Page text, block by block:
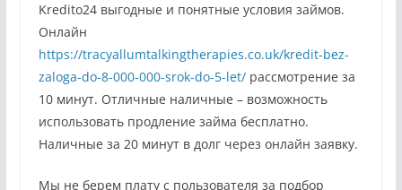
Kredito24 выгодные и понятные условия займов.
Онлайн
https://tracyallumtalkingtherapies.co.uk/kredit-bez-
zaloga-do-8-000-000-srok-do-5-let/рассмотрение за
10 минут. Отличные наличные – возможность
использовать продление займа бесплатно.
Наличные за 20 минут в долг через онлайн заявку.
Мы не берем плату с пользователя за подбор